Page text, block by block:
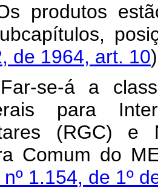
produtos
de 1964, art. 10
se-á a
para
(RGC) e
Comum do
1.154, de 1º